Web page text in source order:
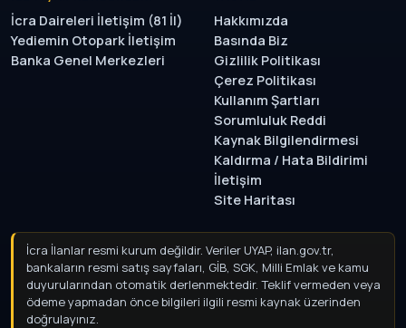
İcra Daireleri İletişim (81 İl)
Yediemin Otopark İletişim
Banka Genel Merkezleri
Hakkımızda
Basında Biz
Gizlilik Politikası
Çerez Politikası
Kullanım Şartları
Sorumluluk Reddi
Kaynak Bilgilendirmesi
Kaldırma / Hata Bildirimi
İletişim
Site Haritası
İcra İlanlar resmi kurum değildir. Veriler UYAP, ilan.gov.tr,
bankaların resmi satış sayfaları, GİB, SGK, Milli Emlak ve kamu
duyurularından otomatik derlenmektedir. Teklif vermeden
veya ödeme yapmadan önce bilgileri ilgili resmi kaynak
üzerinden doğrulayınız.